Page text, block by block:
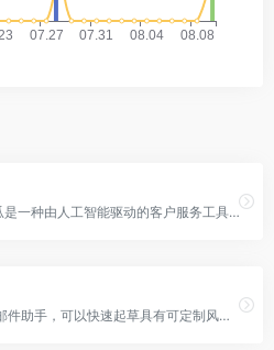
Watermelon Pulse: 西瓜是一种由人工智能驱动的客户服务工具，可以自动化支持并改善客户体验。
Addy AI: 一款人工智能邮件助手，可以快速起草具有可定制风格和语调的电子邮件。